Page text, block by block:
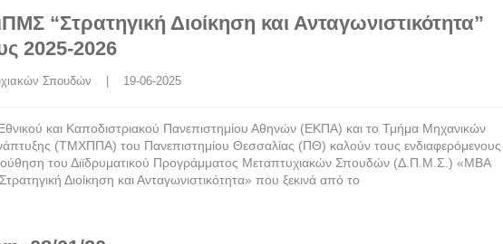
“Στρατηγική Διοίκηση και Ανταγωνιστικότητα”
2025-2026
Σπουδών
    |    19-06-2025
και Καποδιστριακού Πανεπιστημίου Αθηνών (ΕΚΠΑ) και το Τμήμα Μηχανικών
(ΤΜΧΠΠΑ) του Πανεπιστημίου Θεσσαλίας (ΠΘ) καλούν τους ενδιαφερόμενους
του Διϊδρυματικού Προγράμματος Μεταπτυχιακών Σπουδών (Δ.Π.Μ.Σ.) «MBA
Διοίκηση και Ανταγωνιστικότητα» που ξεκινά από το